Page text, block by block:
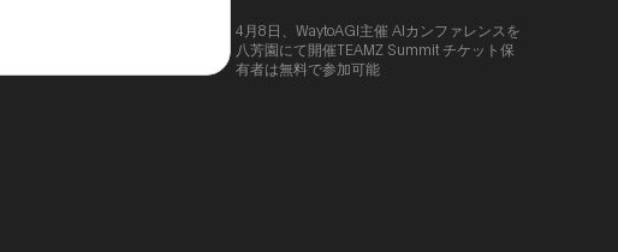
4月8日、WaytoAGI主催 AIカンファレンスを
八芳園にて開催TEAMZ Summit チケット保
有者は無料で参加可能